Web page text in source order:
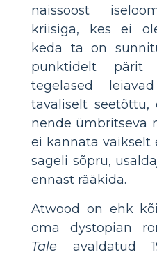
naissoost
kriisiga, kes ei
keda ta on
punktidelt pärit
tegelased
tavaliselt
nende ümbritseva
ei kannata vaikselt
sageli sõpru,
ennast rääkida.
Atwood on ehk
oma dystopian
Tale avaldatud